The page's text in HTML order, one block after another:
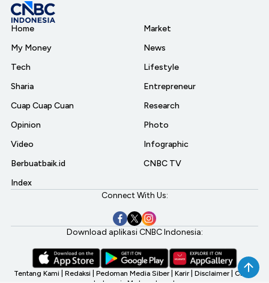
Home
My Money
Tech
Sharia
Cuap Cuap Cuan
Opinion
Video
Berbuatbaik.id
Index
Market
News
Lifestyle
Entrepreneur
Research
Photo
Infographic
CNBC TV
Connect With Us:
Download aplikasi CNBC Indonesia:
Tentang Kami Redaksi Pedoman Media Siber Karir Disclaimer CNBC